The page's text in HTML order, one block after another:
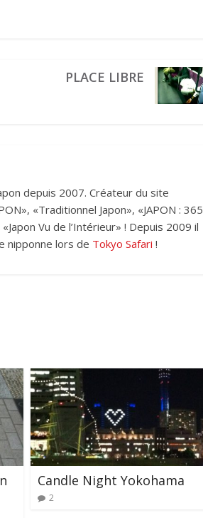
PLACE LIBRE
depuis 2007. Créateur du site
«Traditionnel Japon», «JAPON : 365
Vu de l’Intérieur» ! Depuis 2009 il
nipponne lors de Tokyo Safari !
Candle Night Yokohama
2